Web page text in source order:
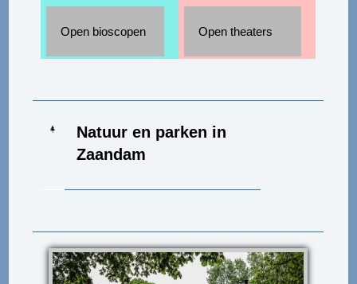
Open bioscopen Open theaters
Natuur en parken in
Zaandam